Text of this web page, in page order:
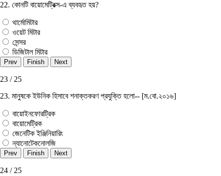
22. কোনটি বায়ােমেট্রিক্স-এ ব্যবহৃত হয়?
থার্মোমিটার
ওয়েট মিটার
সেন্সর
ডিজিটাল মিটার
23 / 25
23. মানুষকে ইউনিক হিসাবে শনাক্তকরণ প্রযুক্তি হলো-- [ম.বো.২০১৬]
বায়োইনফোরট্রিক
বায়োমেট্রিক
জেনেটিক ইঞ্জিনিয়ারিং
ন্যানোটেকনোলজি
24 / 25